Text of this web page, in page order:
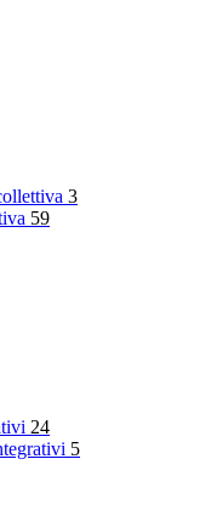
3
59
24
5